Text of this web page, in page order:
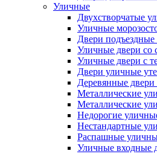
Уличные
Двухстворчатые
Уличные
Двери подъездные
Уличные двери со
Уличные двери с
Двери уличные
Деревянные
Металлические
Металлические
Недорогие
Нестандартные
Распашные
Уличные входные